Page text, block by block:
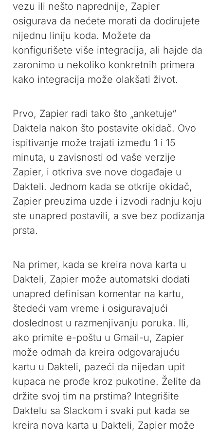
vezu ili nešto naprednije, Zapier
osigurava da nećete morati da dodirujete
nijednu liniju koda. Možete da
konfigurišete više integracija, ali hajde da
zaronimo u nekoliko konkretnih primera
kako integracija može olakšati život.
Prvo, Zapier radi tako što „anketuje“
Daktela nakon što postavite okidač. Ovo
ispitivanje može trajati između 1 i 15
minuta, u zavisnosti od vaše verzije
Zapier, i otkriva sve nove događaje u
Dakteli. Jednom kada se otkrije okidač,
Zapier preuzima uzde i izvodi radnju koju
ste unapred postavili, a sve bez podizanja
prsta.
Na primer, kada se kreira nova karta u
Dakteli, Zapier može automatski dodati
unapred definisan komentar na kartu,
štedeći vam vreme i osiguravajući
doslednost u razmenjivanju poruka. Ili,
ako primite e-poštu u Gmail-u, Zapier
može odmah da kreira odgovarajuću
kartu u Dakteli, pazeći da nijedan upit
kupaca ne prođe kroz pukotine. Želite da
držite svoj tim na prstima? Integrišite
Daktelu sa Slackom i svaki put kada se
kreira nova karta u Dakteli, Zapier može